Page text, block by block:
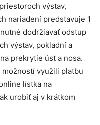
výstav,
nariadení predstavuje 1
dodržiavať odstup
výstav, pokladní a
prekrytie úst a nosa.
využili platbu
lístka na
urobiť aj v krátkom